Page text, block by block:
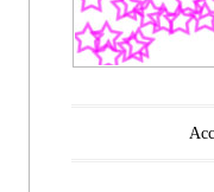
Menu
Aller au